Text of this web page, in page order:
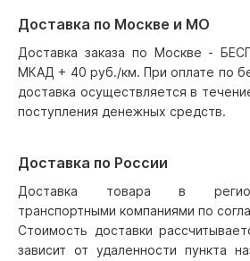
Доставка по Москве и МО
Доставка заказа по Москве -
МКАД + 40 руб./км. При оплате по
доставка осуществляется в
поступления денежных средств.
Доставка по России
Доставка товара в
транспортными компаниями по
Стоимость доставки
зависит от удаленности пункта